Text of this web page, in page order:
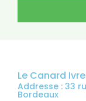
Le Canard Ivre
Addresse : 33
Bordeaux